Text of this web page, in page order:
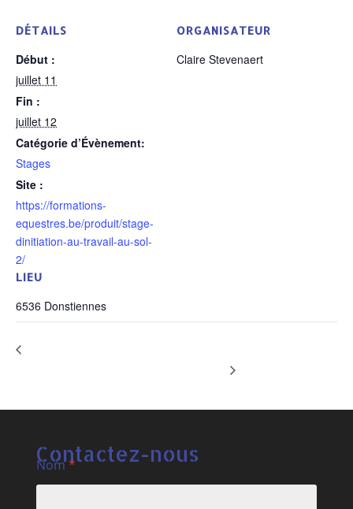
DÉTAILS
Début :
juillet 11
Fin :
juillet 12
Catégorie d’Évènement:
Stages
Site :
https://formations-
equestres.be/produit/stage-
dinitiation-au-travail-au-sol-
2/
LIEU
6536 Donstiennes
ORGANISATEUR
Claire Stevenaert
Contactez-nous
Nom*